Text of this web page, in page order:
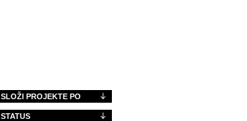
SLOŽI PROJEKTE PO
STATUS